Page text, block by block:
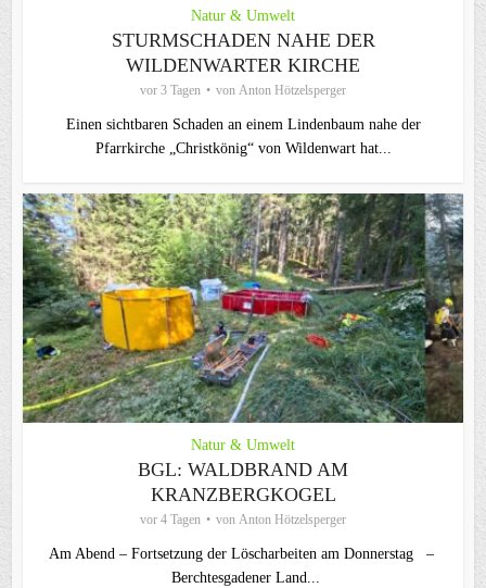
Natur & Umwelt
STURMSCHADEN NAHE DER
WILDENWARTER KIRCHE
vor 3 Tagen von Anton Hötzelsperger
Einen sichtbaren Schaden an einem Lindenbaum nahe der
Pfarrkirche „Christkönig“ von Wildenwart hat...
Natur & Umwelt
BGL: WALDBRAND AM
KRANZBERGKOGEL
vor 4 Tagen von Anton Hötzelsperger
Am Abend – Fortsetzung der Löscharbeiten am Donnerstag –
Berchtesgadener Land...